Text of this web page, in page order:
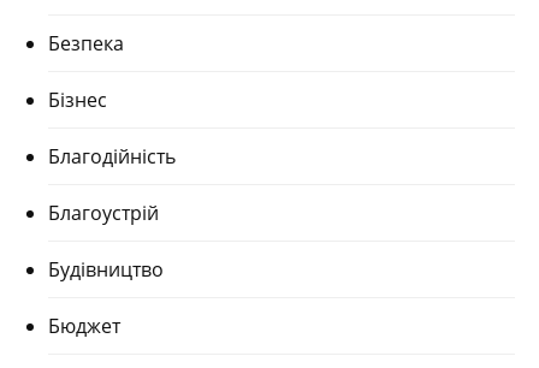
Безпека
Бізнес
Благодійність
Благоустрій
Будівництво
Бюджет